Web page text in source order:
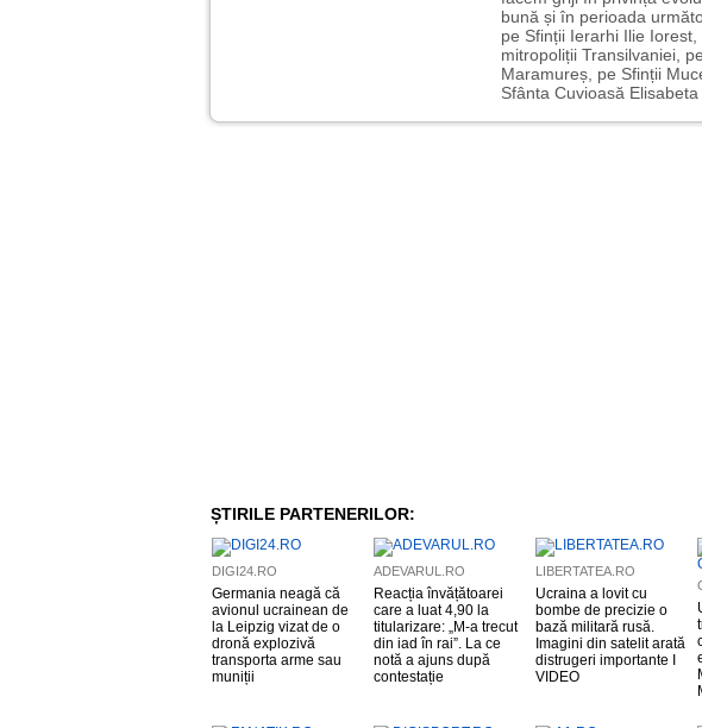
bună și în perioada
pe Sfinții Ierarhi Ilie
mitropoliții Transilvaniei,
Maramureș, pe Sfinții
Sfânta Cuvioasă
ȘTIRILE PARTENERILOR:
DIGI24.RO
Germania neagă că
avionul ucrainean de
la Leipzig vizat de o
dronă explozivă
transporta arme sau
muniții
ADEVARUL.RO
Reacția învățătoarei
care a luat 4,90 la
titularizare: „M-a trecut
din iad în rai”. La ce
notă a ajuns după
contestație
LIBERTATEA.RO
Ucraina a lovit cu
bombe de precizie o
bază militară rusă.
Imagini din satelit arată
distrugeri importante I
VIDEO